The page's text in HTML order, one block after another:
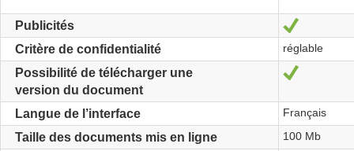
Publicités
Critère de confidentialité réglable
Possibilité de télécharger une
version du document
Langue de l’interface Français
Taille des documents mis en ligne 100 Mb